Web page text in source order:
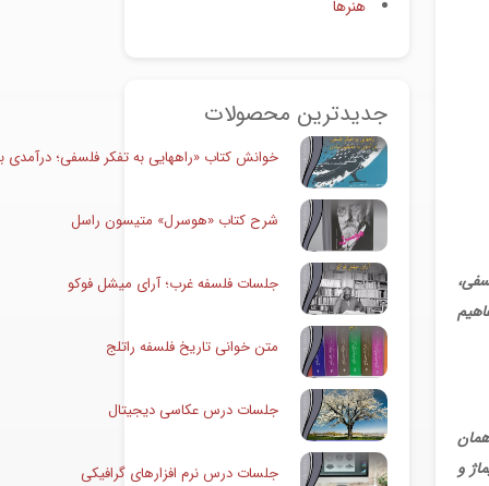
و
هنرها
جدیدترین محصولات
خوانش کتاب «راههایی به تفکر فلسفی؛ درآمدی
شرح کتاب «هوسرل» متیسون راسل
جلسات فلسفه غرب؛ آرای میشل فوکو
متن خوانی تاریخ فلسفه راتلج
جلسات درس عکاسی دیجیتال
جلسات درس نرم افزارهای گرافیکی